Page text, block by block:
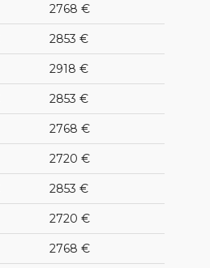
2768 €
2853 €
2918 €
2853 €
2768 €
2720 €
2853 €
2720 €
2768 €